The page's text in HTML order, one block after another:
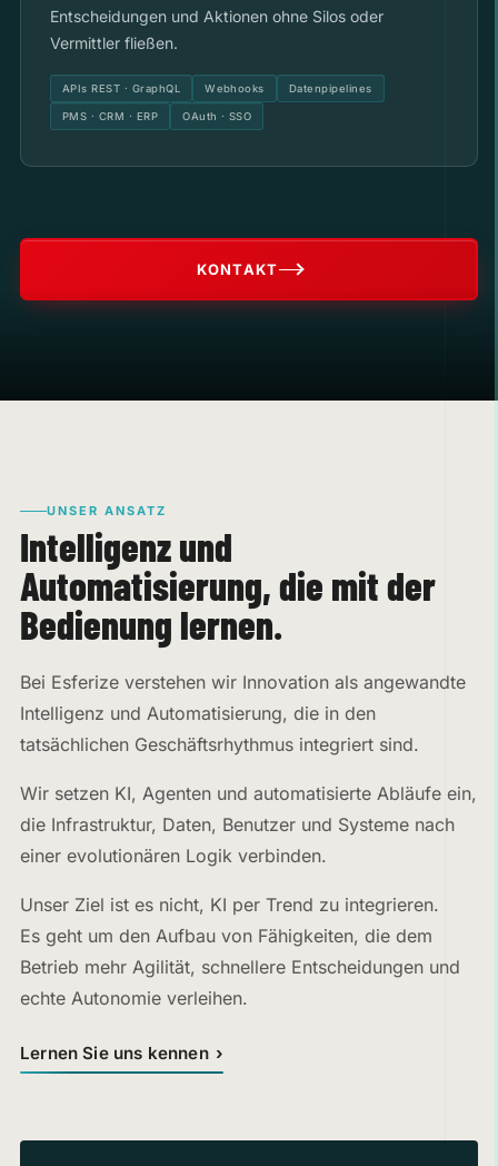
Entscheidungen und Aktionen ohne Silos oder
Vermittler fließen.
APIs REST · GraphQL Webhooks Datenpipelines
PMS · CRM · ERP OAuth · SSO
KONTAKT
UNSER ANSATZ
Intelligenz und
Automatisierung, die mit der
Bedienung lernen.
Bei Esferize verstehen wir Innovation als angewandte
Intelligenz und Automatisierung, die in den
tatsächlichen Geschäftsrhythmus integriert sind.
Wir setzen KI, Agenten und automatisierte Abläufe ein,
die Infrastruktur, Daten, Benutzer und Systeme nach
einer evolutionären Logik verbinden.
Unser Ziel ist es nicht, KI per Trend zu integrieren.
Es geht um den Aufbau von Fähigkeiten, die dem
Betrieb mehr Agilität, schnellere Entscheidungen und
echte Autonomie verleihen.
Lernen Sie uns kennen